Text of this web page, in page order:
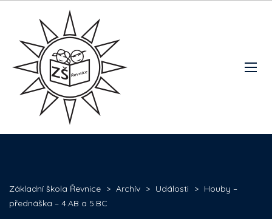
Základní škola Řevnice > Archív > Události > Houby –
přednáška – 4.AB a 5.BC